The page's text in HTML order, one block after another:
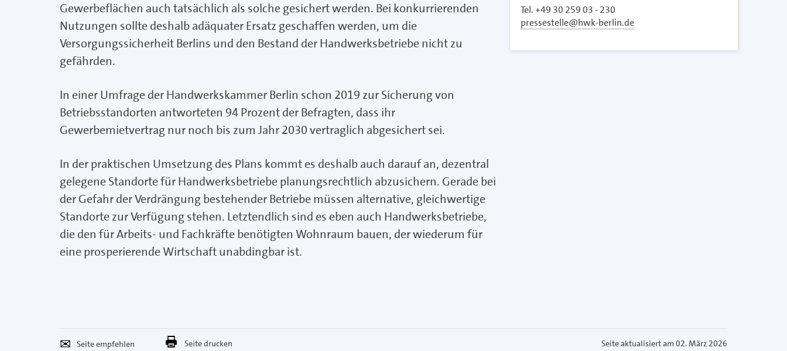
Gewerbeflächen auch tatsächlich als solche gesichert werden. Bei konkurrierenden
Nutzungen sollte deshalb adäquater Ersatz geschaffen werden, um die
Versorgungssicherheit Berlins und den Bestand der Handwerksbetriebe nicht zu
gefährden.
In einer Umfrage der Handwerkskammer Berlin schon 2019 zur Sicherung von
Betriebsstandorten antworteten 94 Prozent der Befragten, dass ihr
Gewerbemietvertrag nur noch bis zum Jahr 2030 vertraglich abgesichert sei.
In der praktischen Umsetzung des Plans kommt es deshalb auch darauf an, dezentral
gelegene Standorte für Handwerksbetriebe planungsrechtlich abzusichern. Gerade bei
der Gefahr der Verdrängung bestehender Betriebe müssen alternative, gleichwertige
Standorte zur Verfügung stehen. Letztendlich sind es eben auch Handwerksbetriebe,
die den für Arbeits- und Fachkräfte benötigten Wohnraum bauen, der wiederum für
eine prosperierende Wirtschaft unabdingbar ist.
Tel. +49 30 259 03 - 230
pressestelle@hwk-berlin.de
Seite Per Seite drucken Seite aktualisiert am 02. März 2026